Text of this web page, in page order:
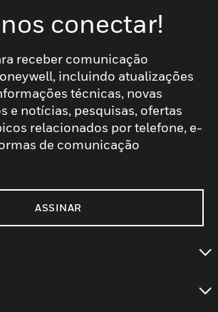
conectar!
receber comunicação
incluindo atualizações
técnicas, novas
e notícias, pesquisas, ofertas
relacionados por telefone, e-
de comunicação
ASSINAR